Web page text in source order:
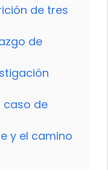
de tres
de
caso de
y el camino